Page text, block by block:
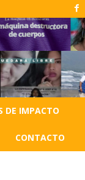
DE IMPACTO
CONTACTO